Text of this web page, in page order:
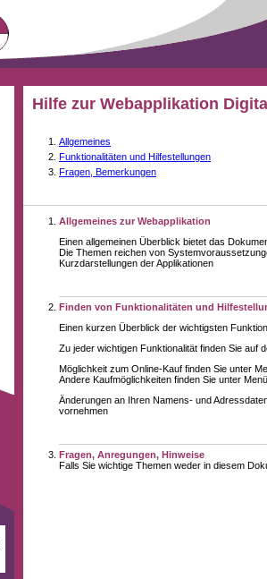
Hilfe zur Webapplikation
Allgemeines
Funktionalitäten und Hilfestellungen
Fragen, Bemerkungen
Allgemeines zur Webapplikation
Einen allgemeinen Überblick bietet das
Die Themen reichen von
Kurzdarstellungen der Applikationen
Finden von Funktionalitäten und
Einen kurzen Überblick der wichtigsten
Zu jeder wichtigen Funktionalität finden Sie auf
Möglichkeit zum Online-Kauf finden Sie unter
Andere Kaufmöglichkeiten finden Sie unter
Änderungen an Ihren Namens- und
vornehmen
Fragen, Anregungen, Hinweise
Falls Sie wichtige Themen weder in diesem